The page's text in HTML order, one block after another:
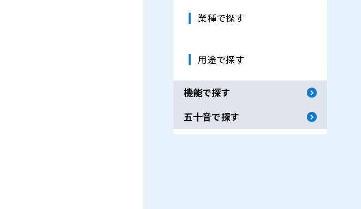
業種で探す
用途で探す
機能で探す
五十音で探す